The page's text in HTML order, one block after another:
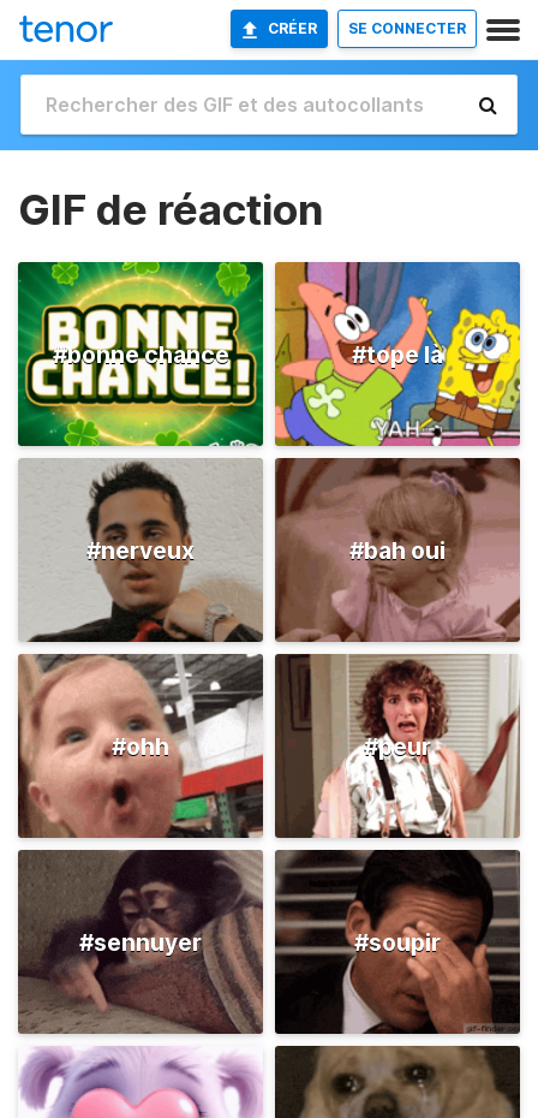
CRÉER SE CONNECTER
GIF de réaction
#bonne chance #tope là
#nerveux #bah oui
#ohh #peur
#sennuyer #soupir